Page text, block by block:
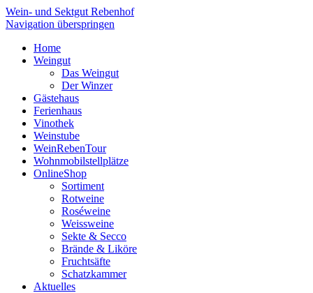
Wein- und Sektgut Rebenhof
Navigation überspringen
Home
Weingut
Das Weingut
Der Winzer
Gästehaus
Ferienhaus
Vinothek
Weinstube
WeinRebenTour
Wohnmobilstellplätze
OnlineShop
Sortiment
Rotweine
Roséweine
Weissweine
Sekte & Secco
Brände & Liköre
Fruchtsäfte
Schatzkammer
Aktuelles